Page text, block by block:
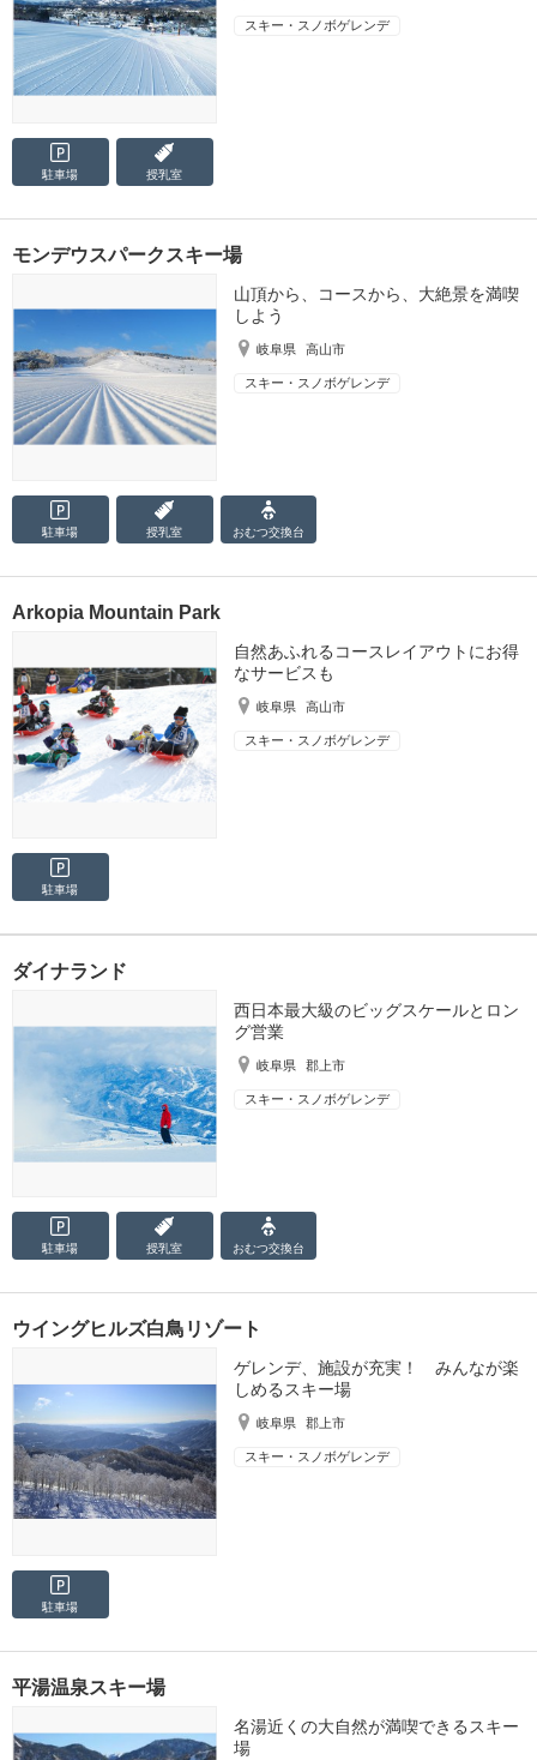
スキー・スノボゲレンデ
駐車場 授乳室
モンデウスパークスキー場
山頂から、コースから、大絶景を満喫
しよう
岐阜県 高山市
スキー・スノボゲレンデ
駐車場 授乳室 おむつ交換台
Arkopia Mountain Park
自然あふれるコースレイアウトにお得
なサービスも
岐阜県 高山市
スキー・スノボゲレンデ
駐車場
ダイナランド
西日本最大級のビッグスケールとロン
グ営業
岐阜県 郡上市
スキー・スノボゲレンデ
駐車場 授乳室 おむつ交換台
ウイングヒルズ白鳥リゾート
ゲレンデ、施設が充実！ みんなが楽
しめるスキー場
岐阜県 郡上市
スキー・スノボゲレンデ
駐車場
平湯温泉スキー場
名湯近くの大自然が満喫できるスキー
場